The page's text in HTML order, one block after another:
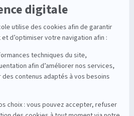
Groupe
A propos
Carrières
Nos magasins